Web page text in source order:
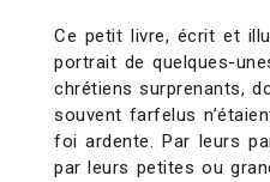
Ce petit livre, écrit et
portrait de quelques-
chrétiens surprenants,
souvent farfelus
foi ardente. Par leurs
par leurs petites ou